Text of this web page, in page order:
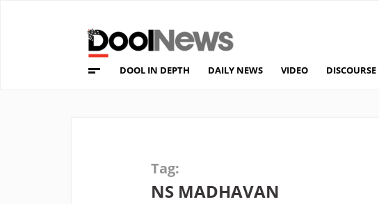
DOOL IN DEPTH DAILY NEWS VIDEO DISCOURSE
Tag:
NS MADHAVAN